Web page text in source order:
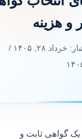
و هزینه
خرداد ۲۸, ۱۴۰۵
/
گواهی ثابت و